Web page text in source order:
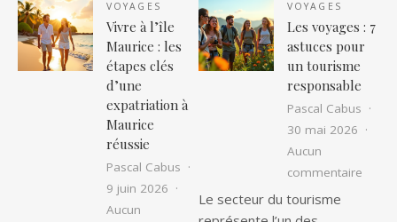
VOYAGES
Vivre à l’île
Maurice : les
étapes clés
d’une
expatriation à
Maurice
réussie
Pascal Cabus
9 juin 2026
Aucun
VOYAGES
Les voyages : 7
astuces pour
un tourisme
responsable
Pascal Cabus
30 mai 2026
Aucun
commentaire
Le secteur du tourisme